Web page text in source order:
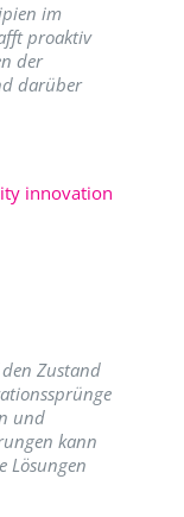
im
proaktiv
der
darüber
innovation
Zustand
und
kann
Lösungen